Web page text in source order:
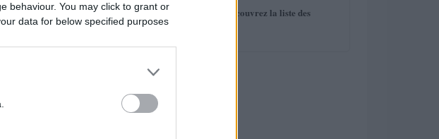
behaviour. You may click to grant or
data for below specified purposes
et soir, La
Et la nuit
5 BAFTA 2014 : découvrez la liste des
nominations